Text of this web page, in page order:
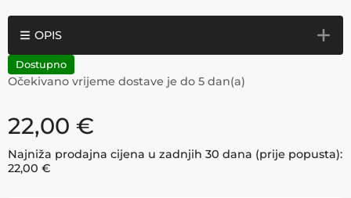
OPIS
Dostupno
Očekivano vrijeme dostave je do 5 dan(a)
22,00 €
Najniža prodajna cijena u zadnjih 30 dana (prije popusta):
22,00 €